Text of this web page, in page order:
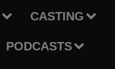
CASTING
PODCASTS